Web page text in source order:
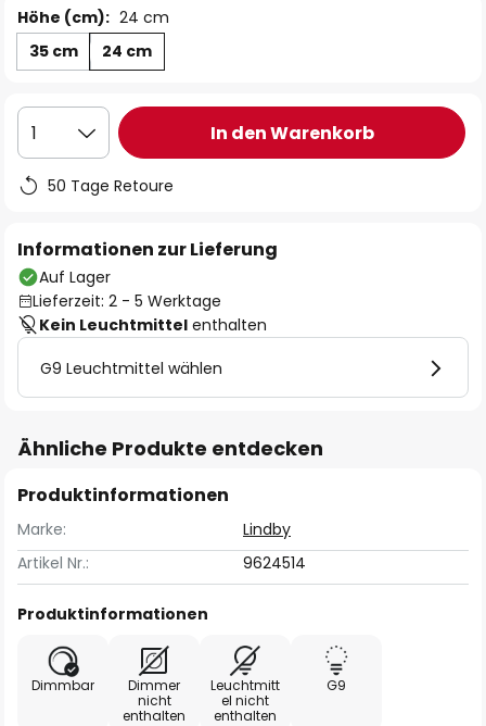
Höhe (cm): 24 cm
35 cm
24 cm
1 In den Warenkorb
50 Tage Retoure
Informationen zur Lieferung
Auf Lager
Lieferzeit: 2 - 5 Werktage
Kein Leuchtmittel enthalten
G9 Leuchtmittel wählen
Ähnliche Produkte entdecken
Produktinformationen
Marke:
Lindby
Artikel Nr.:
9624514
Produktinformationen
Dimmbar
Dimmer
nicht
enthalten
Leuchtmitt
el nicht
enthalten
G9